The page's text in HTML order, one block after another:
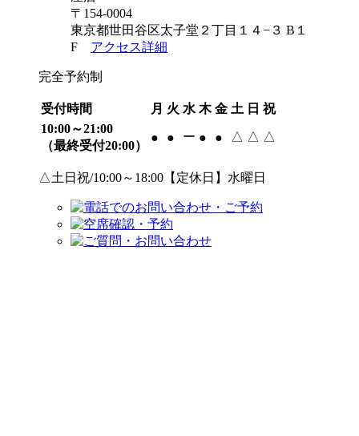
〒154-0004
東京都世田谷区太子堂２丁目１４−３ B１
F アクセス詳細
完全予約制
受付時間 月 火 水 木 金 土 日 祝
10:00～21:00
（最終受付20:00）
● ● ー ● ● △ △ △
△土日祝/10:00～18:00【定休日】水曜日